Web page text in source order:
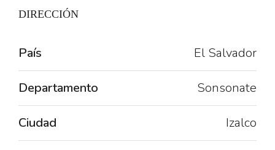
DIRECCIÓN
País El Salvador
Departamento Sonsonate
Ciudad Izalco